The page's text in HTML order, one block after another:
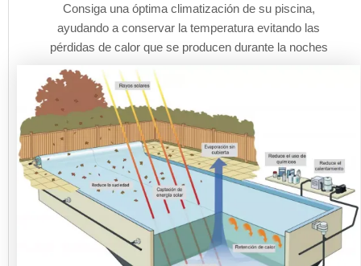
Consiga una óptima climatización de su piscina,
ayudando a conservar la temperatura evitando las
pérdidas de calor que se producen durante la noches